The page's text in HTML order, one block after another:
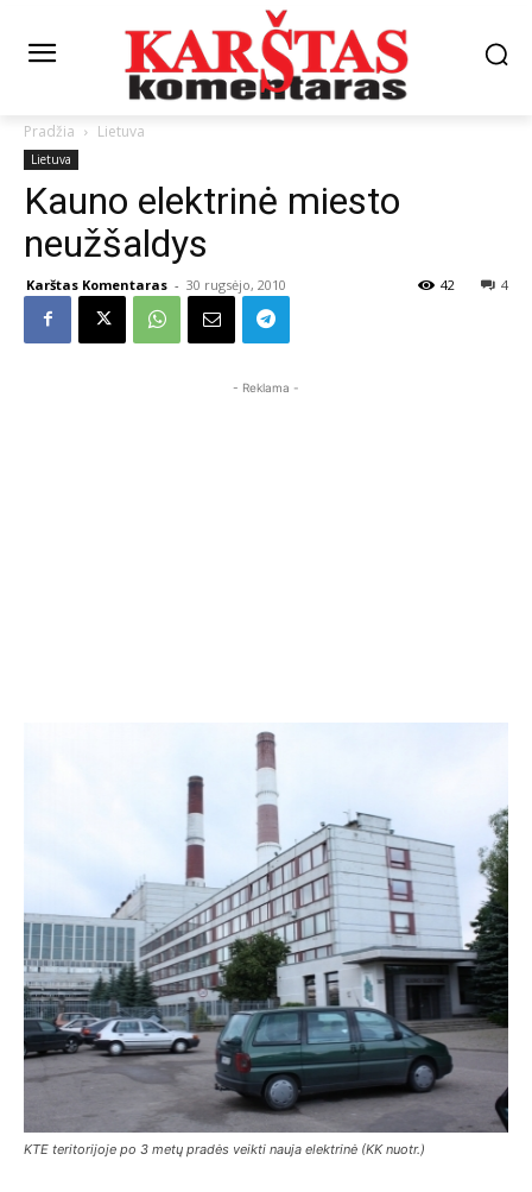
Pradžia Lietuva
Lietuva
Kauno elektrinė miesto
neužšaldys
Karštas Komentaras - 30 rugsėjo, 2010 4
42
- Reklama -
KTE teritorijoje po 3 metų pradės veikti nauja elektrinė (KK nuotr.)